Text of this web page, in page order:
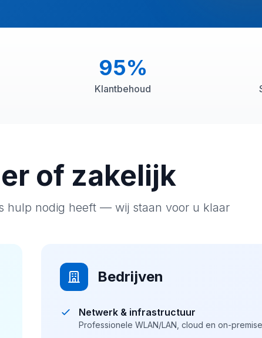
95%
Klantbehoud
of zakelijk
hulp nodig heeft — wij staan voor u klaar
Bedrijven
Netwerk & infrastructuur
Professionele WLAN/LAN, cloud en on-